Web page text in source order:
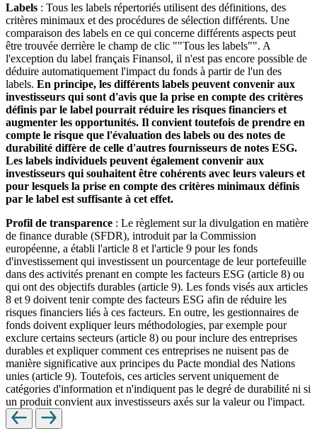
Labels : Tous les labels répertoriés utilisent des définitions, des
critères minimaux et des procédures de sélection différents. Une
comparaison des labels en ce qui concerne différents aspects peut
être trouvée derrière le champ de clic ""Tous les labels"". A
l'exception du label français Finansol, il n'est pas encore possible de
déduire automatiquement l'impact du fonds à partir de l'un des
labels. En principe, les différents labels peuvent convenir aux
investisseurs qui sont d'avis que la prise en compte des critères
définis par le label pourrait réduire les risques financiers et
augmenter les opportunités. Il convient toutefois de prendre en
compte le risque que l'évaluation des labels ou des notes de
durabilité diffère de celle d'autres fournisseurs de notes ESG.
Les labels individuels peuvent également convenir aux
investisseurs qui souhaitent être cohérents avec leurs valeurs et
pour lesquels la prise en compte des critères minimaux définis
par le label est suffisante à cet effet.
Profil de transparence : Le règlement sur la divulgation en matière
de finance durable (SFDR), introduit par la Commission
européenne, a établi l'article 8 et l'article 9 pour les fonds
d'investissement qui investissent un pourcentage de leur portefeuille
dans des activités prenant en compte les facteurs ESG (article 8) ou
qui ont des objectifs durables (article 9). Les fonds visés aux articles
8 et 9 doivent tenir compte des facteurs ESG afin de réduire les
risques financiers liés à ces facteurs. En outre, les gestionnaires de
fonds doivent expliquer leurs méthodologies, par exemple pour
exclure certains secteurs (article 8) ou pour inclure des entreprises
durables et expliquer comment ces entreprises ne nuisent pas de
manière significative aux principes du Pacte mondial des Nations
unies (article 9). Toutefois, ces articles servent uniquement de
catégories d'information et n'indiquent pas le degré de durabilité ni si
un produit convient aux investisseurs axés sur la valeur ou l'impact.